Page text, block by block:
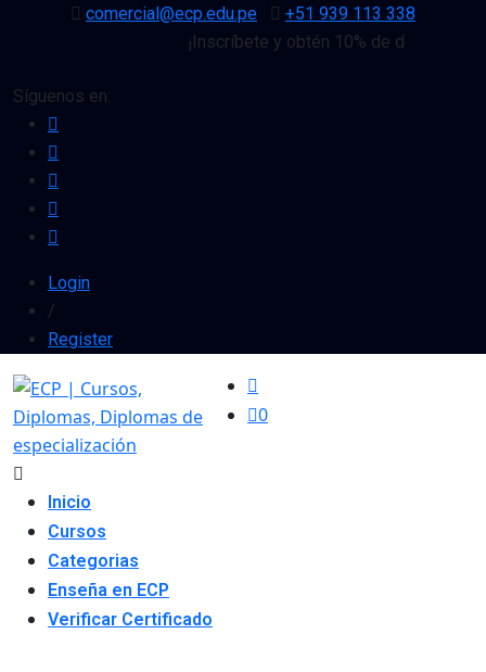
comercial@ecp.edu.pe
+51 939 113 338
¡Inscríbete y obtén 10% de descuento
Síguenos en:
Login
/
Register
0
Inicio
Cursos
Categorias
Enseña en ECP
Verificar Certificado